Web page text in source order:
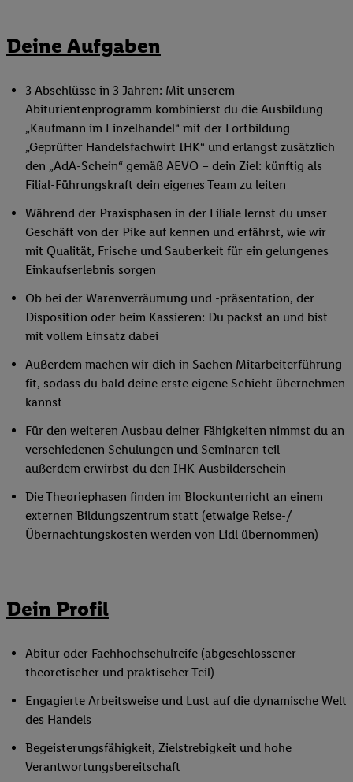
Deine Aufgaben
3 Abschlüsse in 3 Jahren: Mit unserem
Abiturientenprogramm kombinierst du die Ausbildung
„Kaufmann im Einzelhandel“ mit der Fortbildung
„Geprüfter Handelsfachwirt IHK“ und erlangst zusätzlich
den „AdA-Schein“ gemäß AEVO – dein Ziel: künftig als
Filial-Führungskraft dein eigenes Team zu leiten
Während der Praxisphasen in der Filiale lernst du unser
Geschäft von der Pike auf kennen und erfährst, wie wir
mit Qualität, Frische und Sauberkeit für ein gelungenes
Einkaufserlebnis sorgen
Ob bei der Warenverräumung und -präsentation, der
Disposition oder beim Kassieren: Du packst an und bist
mit vollem Einsatz dabei
Außerdem machen wir dich in Sachen Mitarbeiterführung
fit, sodass du bald deine erste eigene Schicht übernehmen
kannst
Für den weiteren Ausbau deiner Fähigkeiten nimmst du an
verschiedenen Schulungen und Seminaren teil –
außerdem erwirbst du den IHK-Ausbilderschein
Die Theoriephasen finden im Blockunterricht an einem
externen Bildungszentrum statt (etwaige Reise-/
Übernachtungskosten werden von Lidl übernommen)
Dein Profil
Abitur oder Fachhochschulreife (abgeschlossener
theoretischer und praktischer Teil)
Engagierte Arbeitsweise und Lust auf die dynamische Welt
des Handels
Begeisterungsfähigkeit, Zielstrebigkeit und hohe
Verantwortungsbereitschaft